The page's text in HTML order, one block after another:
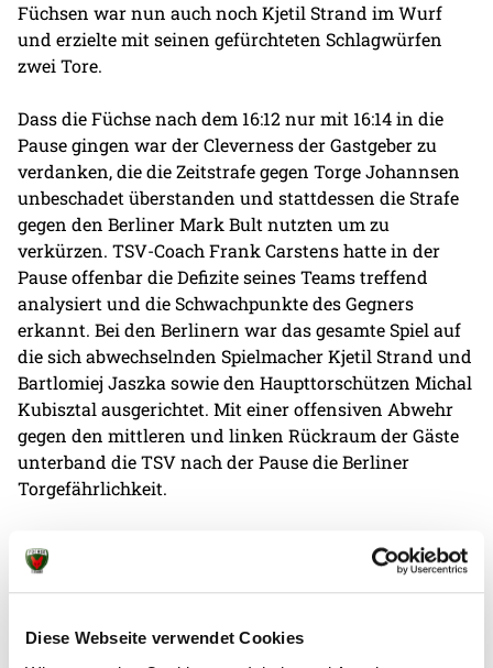
Diese Webseite verwendet Cookies
Füchsen war nun auch noch Kjetil Strand im Wurf
und erzielte mit seinen gefürchteten Schlagwürfen
zwei Tore.
Dass die Füchse nach dem 16:12 nur mit 16:14 in die
Pause gingen war der Cleverness der Gastgeber zu
verdanken, die die Zeitstrafe gegen Torge Johannsen
unbeschadet überstanden und stattdessen die Strafe
gegen den Berliner Mark Bult nutzten um zu
verkürzen. TSV-Coach Frank Carstens hatte in der
Pause offenbar die Defizite seines Teams treffend
analysiert und die Schwachpunkte des Gegners
erkannt. Bei den Berlinern war das gesamte Spiel auf
die sich abwechselnden Spielmacher Kjetil Strand und
Bartlomiej Jaszka sowie den Haupttorschützen Michal
Kubisztal ausgerichtet. Mit einer offensiven Abwehr
gegen den mittleren und linken Rückraum der Gäste
unterband die TSV nach der Pause die Berliner
Torgefährlichkeit.
Nutzen ziehen konnte die TSV aus der neuen
Abwehrformation allerdings nicht, trotz des
eingewechselten und sich steigernden Torhüters
auch wenn das Tempo aus dem Spiel genommen war.